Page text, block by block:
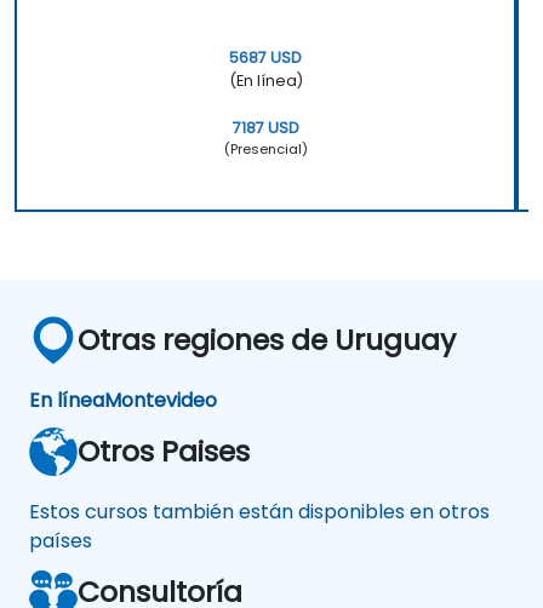
5687 USD
(En línea)
7187 USD
(Presencial)
Otras regiones de Uruguay
En líneaMontevideo
Otros Paises
Estos cursos también están disponibles en otros
países
Consultoría